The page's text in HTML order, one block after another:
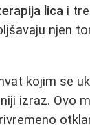
lica i
njen
kojim se
izraz. Ovo